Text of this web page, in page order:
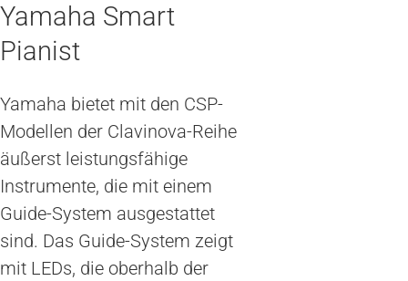
Yamaha Smart
Pianist
Yamaha bietet mit den CSP-
Modellen der Clavinova-Reihe
äußerst leistungsfähige
Instrumente, die mit einem
Guide-System ausgestattet
sind. Das Guide-System zeigt
mit LEDs, die oberhalb der